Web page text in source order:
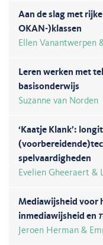
Aan de slag met
OKAN-)klassen
Ellen Vanantwerpen
Leren werken met
basisonderwijs
Suzanne van Norden
‘Kaatje Klank’:
spelvaardigheden
Evelien Gheeraert &
Mediawijsheid voor
inmediawijsheid en
Jeroen Herman &